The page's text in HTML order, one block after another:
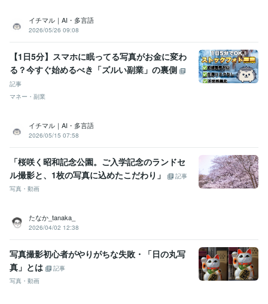
イチマル｜AI・多言語
2026/05/26 09:08
【1日5分】スマホに眠ってる写真がお金に変わ
る？今すぐ始めるべき「ズルい副業」の裏側
記事
マネー・副業
イチマル｜AI・多言語
2026/05/15 07:58
「桜咲く昭和記念公園。ご入学記念のランドセ
ル撮影と、1枚の写真に込めたこだわり」
記事
写真・動画
たなか_tanaka_
2026/04/02 12:38
写真撮影初心者がやりがちな失敗・「日の丸写
真」とは
記事
写真・動画